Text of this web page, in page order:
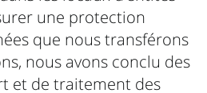
une protection
que nous transférons
nous avons conclu des
et de traitement des